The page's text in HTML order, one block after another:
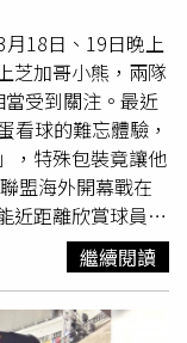
應對機制，以追
18日、19日晚上
芝加哥小熊，兩隊
受到關注。最近
看球的難忘體驗，
，特殊包裝竟讓他
盟海外開幕戰在
近距離欣賞球員的
造訪日本。MLB官方
，分享造訪日本後
X（前身推特）曬
，店家附上的
繼續閱讀